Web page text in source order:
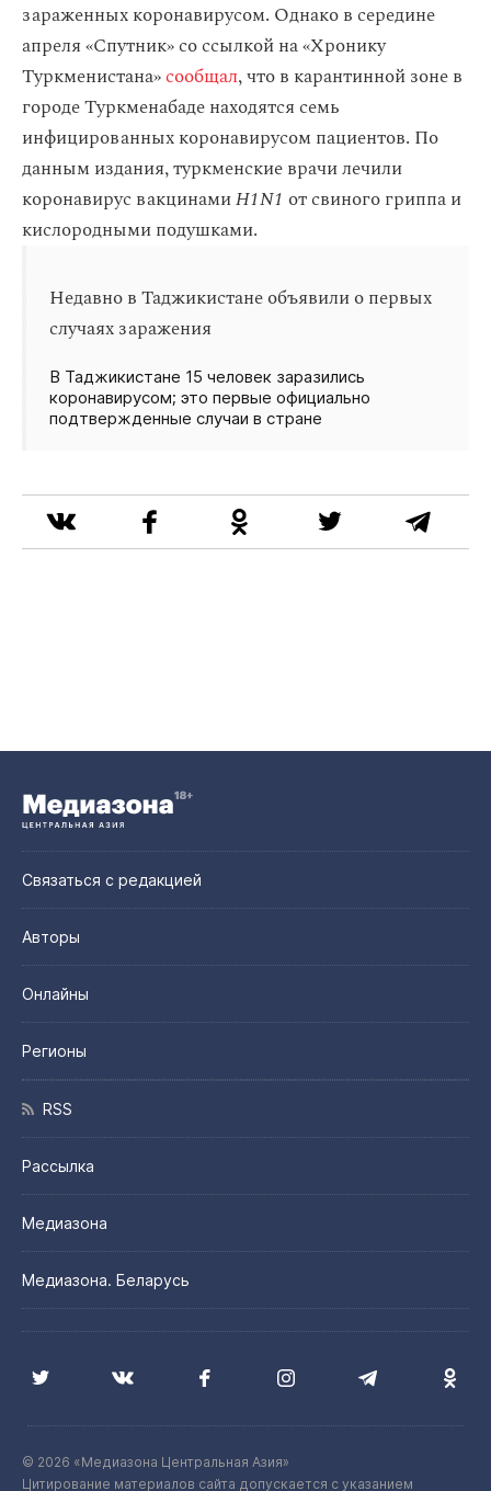
зараженных коронавирусом. Однако в середине
апреля «Спутник» со ссылкой на «Хронику
Туркменистана»сообщал, что в карантинной зоне в
городе Туркменабаде находятся семь
инфицированных коронавирусом пациентов. По
данным издания, туркменские врачи лечили
коронавирус вакцинамиH1N1 от свиного гриппа и
кислородными подушками.
Недавно в Таджикистане объявили о первых
случаях заражения
В Таджикистане 15 человек заразились
коронавирусом; это первые официально
подтвержденные случаи в стране
Связаться с редакцией
Авторы
Онлайны
Регионы
RSS
Рассылка
Медиазона
Медиазона. Беларусь
© 2026 «Медиазона Центральная Азия»
Цитирование материалов сайта допускается с указанием